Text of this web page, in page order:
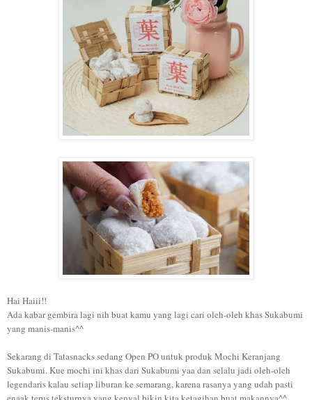
Hai Haiii!!
Ada kabar gembira lagi nih buat kamu yang lagi cari oleh-oleh khas Sukabumi
yang manis-manis^^
Sekarang di Tatasnacks sedang Open PO untuk produk Mochi Keranjang
Sukabumi. Kue mochi ini khas dari Sukabumi yaa dan selalu jadi oleh-oleh
legendaris kalau setiap liburan ke semarang, karena rasanya yang udah pasti